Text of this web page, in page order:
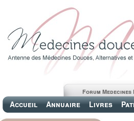
Accueil Annuaire Livres
Forum Medecines